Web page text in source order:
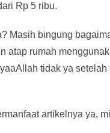
Rp 5 ribu.
Masih bingung
atap rumah
tidak ya setelah
artikelnya ya,